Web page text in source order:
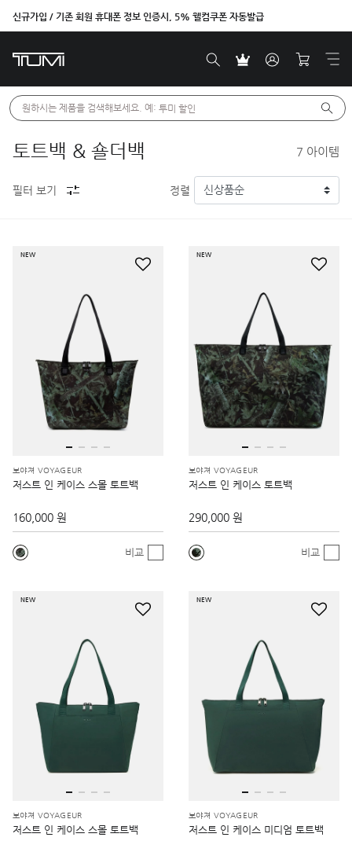
신규가입 / 기존 회원 휴대폰 정보 인증시, 5% 웰컴쿠폰 자동발급
원하시는 제품을 검색해보세요. 예: 투미 할인
토트백 & 숄더백 7 아이템
필터 보기 정렬
NEW
보야져 VOYAGEUR
저스트 인 케이스 스몰 토트백
160,000 원
비교
NEW
보야져 VOYAGEUR
저스트 인 케이스 토트백
290,000 원
비교
NEW
보야져 VOYAGEUR
저스트 인 케이스 스몰 토트백
NEW
보야져 VOYAGEUR
저스트 인 케이스 미디엄 토트백